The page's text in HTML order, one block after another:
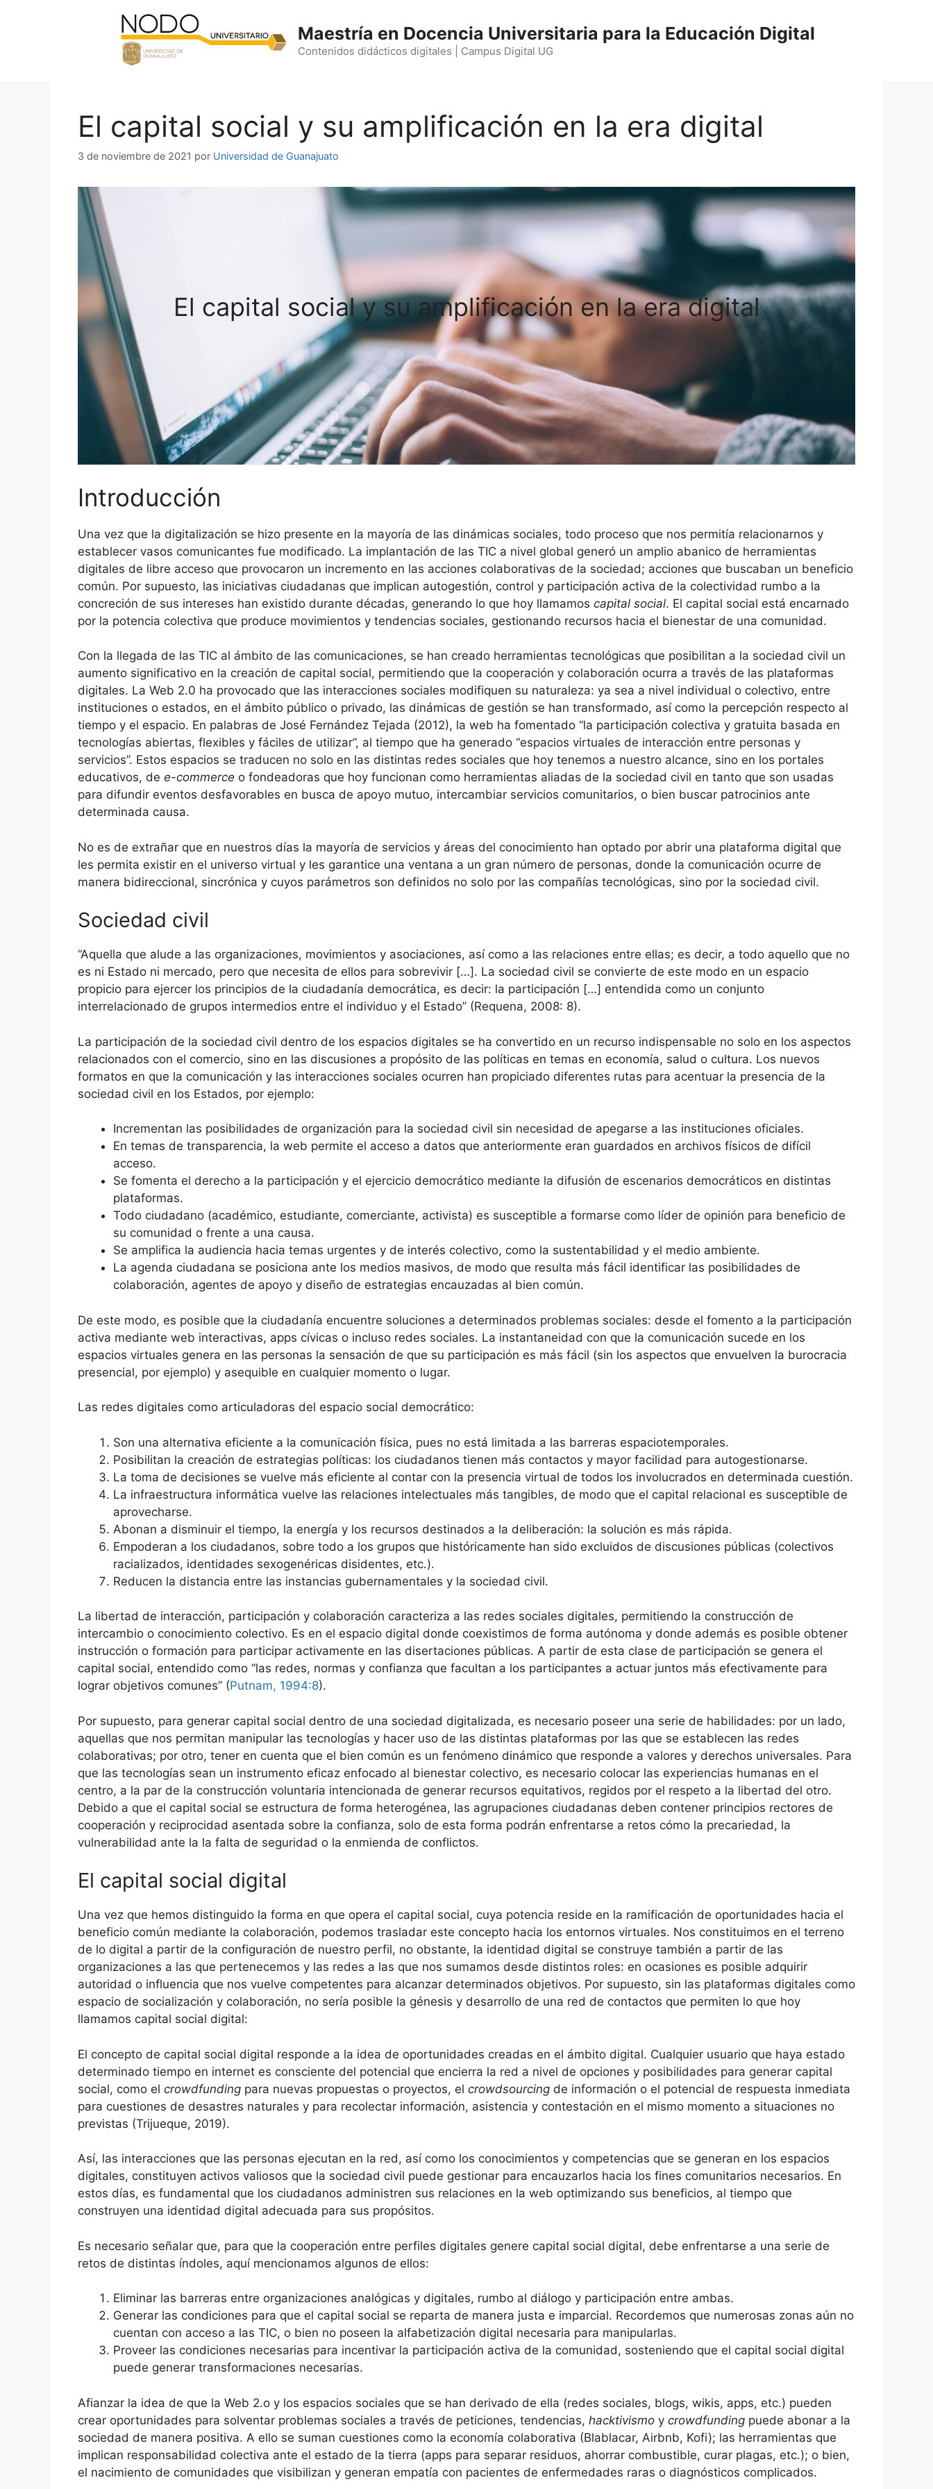
Maestría en Docencia Universitaria para la Educación Digital
Contenidos didácticos digitales | Campus Digital UG
El capital social y su amplificación en la era digital
3 de noviembre de 2021 por Universidad de Guanajuato
El capital social y su amplificación en la era digital
Introducción
Una vez que la digitalización se hizo presente en la mayoría de las dinámicas sociales, todo proceso que nos permitía relacionarnos y
establecer vasos comunicantes fue modificado. La implantación de las TIC a nivel global generó un amplio abanico de herramientas
digitales de libre acceso que provocaron un incremento en las acciones colaborativas de la sociedad; acciones que buscaban un beneficio
común. Por supuesto, las iniciativas ciudadanas que implican autogestión, control y participación activa de la colectividad rumbo a la
concreción de sus intereses han existido durante décadas, generando lo que hoy llamamos capital social. El capital social está encarnado
por la potencia colectiva que produce movimientos y tendencias sociales, gestionando recursos hacia el bienestar de una comunidad.
Con la llegada de las TIC al ámbito de las comunicaciones, se han creado herramientas tecnológicas que posibilitan a la sociedad civil un
aumento significativo en la creación de capital social, permitiendo que la cooperación y colaboración ocurra a través de las plataformas
digitales. La Web 2.0 ha provocado que las interacciones sociales modifiquen su naturaleza: ya sea a nivel individual o colectivo, entre
instituciones o estados, en el ámbito público o privado, las dinámicas de gestión se han transformado, así como la percepción respecto al
tiempo y el espacio. En palabras de José Fernández Tejada (2012), la web ha fomentado “la participación colectiva y gratuita basada en
tecnologías abiertas, flexibles y fáciles de utilizar”, al tiempo que ha generado “espacios virtuales de interacción entre personas y
servicios”. Estos espacios se traducen no solo en las distintas redes sociales que hoy tenemos a nuestro alcance, sino en los portales
educativos, de e-commerce o fondeadoras que hoy funcionan como herramientas aliadas de la sociedad civil en tanto que son usadas
para difundir eventos desfavorables en busca de apoyo mutuo, intercambiar servicios comunitarios, o bien buscar patrocinios ante
determinada causa.
No es de extrañar que en nuestros días la mayoría de servicios y áreas del conocimiento han optado por abrir una plataforma digital que
les permita existir en el universo virtual y les garantice una ventana a un gran número de personas, donde la comunicación ocurre de
manera bidireccional, sincrónica y cuyos parámetros son definidos no solo por las compañías tecnológicas, sino por la sociedad civil.
Sociedad civil
“Aquella que alude a las organizaciones, movimientos y asociaciones, así como a las relaciones entre ellas; es decir, a todo aquello que no
es ni Estado ni mercado, pero que necesita de ellos para sobrevivir […]. La sociedad civil se convierte de este modo en un espacio
propicio para ejercer los principios de la ciudadanía democrática, es decir: la participación […] entendida como un conjunto
interrelacionado de grupos intermedios entre el individuo y el Estado” (Requena, 2008: 8).
La participación de la sociedad civil dentro de los espacios digitales se ha convertido en un recurso indispensable no solo en los aspectos
relacionados con el comercio, sino en las discusiones a propósito de las políticas en temas en economía, salud o cultura. Los nuevos
formatos en que la comunicación y las interacciones sociales ocurren han propiciado diferentes rutas para acentuar la presencia de la
sociedad civil en los Estados, por ejemplo:
Incrementan las posibilidades de organización para la sociedad civil sin necesidad de apegarse a las instituciones oficiales.
En temas de transparencia, la web permite el acceso a datos que anteriormente eran guardados en archivos físicos de difícil
acceso.
Se fomenta el derecho a la participación y el ejercicio democrático mediante la difusión de escenarios democráticos en distintas
plataformas.
Todo ciudadano (académico, estudiante, comerciante, activista) es susceptible a formarse como líder de opinión para beneficio de
su comunidad o frente a una causa.
Se amplifica la audiencia hacia temas urgentes y de interés colectivo, como la sustentabilidad y el medio ambiente.
La agenda ciudadana se posiciona ante los medios masivos, de modo que resulta más fácil identificar las posibilidades de
colaboración, agentes de apoyo y diseño de estrategias encauzadas al bien común.
De este modo, es posible que la ciudadanía encuentre soluciones a determinados problemas sociales: desde el fomento a la participación
activa mediante web interactivas, apps cívicas o incluso redes sociales. La instantaneidad con que la comunicación sucede en los
espacios virtuales genera en las personas la sensación de que su participación es más fácil (sin los aspectos que envuelven la burocracia
presencial, por ejemplo) y asequible en cualquier momento o lugar.
Las redes digitales como articuladoras del espacio social democrático:
Son una alternativa eficiente a la comunicación física, pues no está limitada a las barreras espaciotemporales.
Posibilitan la creación de estrategias políticas: los ciudadanos tienen más contactos y mayor facilidad para autogestionarse.
La toma de decisiones se vuelve más eficiente al contar con la presencia virtual de todos los involucrados en determinada cuestión.
La infraestructura informática vuelve las relaciones intelectuales más tangibles, de modo que el capital relacional es susceptible de
aprovecharse.
Abonan a disminuir el tiempo, la energía y los recursos destinados a la deliberación: la solución es más rápida.
Empoderan a los ciudadanos, sobre todo a los grupos que históricamente han sido excluidos de discusiones públicas (colectivos
racializados, identidades sexogenéricas disidentes, etc.).
Reducen la distancia entre las instancias gubernamentales y la sociedad civil.
La libertad de interacción, participación y colaboración caracteriza a las redes sociales digitales, permitiendo la construcción de
intercambio o conocimiento colectivo. Es en el espacio digital donde coexistimos de forma autónoma y donde además es posible obtener
instrucción o formación para participar activamente en las disertaciones públicas. A partir de esta clase de participación se genera el
capital social, entendido como “las redes, normas y confianza que facultan a los participantes a actuar juntos más efectivamente para
lograr objetivos comunes” (Putnam, 1994:8).
Por supuesto, para generar capital social dentro de una sociedad digitalizada, es necesario poseer una serie de habilidades: por un lado,
aquellas que nos permitan manipular las tecnologías y hacer uso de las distintas plataformas por las que se establecen las redes
colaborativas; por otro, tener en cuenta que el bien común es un fenómeno dinámico que responde a valores y derechos universales. Para
que las tecnologías sean un instrumento eficaz enfocado al bienestar colectivo, es necesario colocar las experiencias humanas en el
centro, a la par de la construcción voluntaria intencionada de generar recursos equitativos, regidos por el respeto a la libertad del otro.
Debido a que el capital social se estructura de forma heterogénea, las agrupaciones ciudadanas deben contener principios rectores de
cooperación y reciprocidad asentada sobre la confianza, solo de esta forma podrán enfrentarse a retos cómo la precariedad, la
vulnerabilidad ante la la falta de seguridad o la enmienda de conflictos.
El capital social digital
Una vez que hemos distinguido la forma en que opera el capital social, cuya potencia reside en la ramificación de oportunidades hacia el
beneficio común mediante la colaboración, podemos trasladar este concepto hacia los entornos virtuales. Nos constituimos en el terreno
de lo digital a partir de la configuración de nuestro perfil, no obstante, la identidad digital se construye también a partir de las
organizaciones a las que pertenecemos y las redes a las que nos sumamos desde distintos roles: en ocasiones es posible adquirir
autoridad o influencia que nos vuelve competentes para alcanzar determinados objetivos. Por supuesto, sin las plataformas digitales como
espacio de socialización y colaboración, no sería posible la génesis y desarrollo de una red de contactos que permiten lo que hoy
llamamos capital social digital:
El concepto de capital social digital responde a la idea de oportunidades creadas en el ámbito digital. Cualquier usuario que haya estado
determinado tiempo en internet es consciente del potencial que encierra la red a nivel de opciones y posibilidades para generar capital
social, como el crowdfunding para nuevas propuestas o proyectos, el crowdsourcing de información o el potencial de respuesta inmediata
para cuestiones de desastres naturales y para recolectar información, asistencia y contestación en el mismo momento a situaciones no
previstas (Trijueque, 2019).
Así, las interacciones que las personas ejecutan en la red, así como los conocimientos y competencias que se generan en los espacios
digitales, constituyen activos valiosos que la sociedad civil puede gestionar para encauzarlos hacia los fines comunitarios necesarios. En
estos días, es fundamental que los ciudadanos administren sus relaciones en la web optimizando sus beneficios, al tiempo que
construyen una identidad digital adecuada para sus propósitos.
Es necesario señalar que, para que la cooperación entre perfiles digitales genere capital social digital, debe enfrentarse a una serie de
retos de distintas índoles, aquí mencionamos algunos de ellos:
Eliminar las barreras entre organizaciones analógicas y digitales, rumbo al diálogo y participación entre ambas.
Generar las condiciones para que el capital social se reparta de manera justa e imparcial. Recordemos que numerosas zonas aún no
cuentan con acceso a las TIC, o bien no poseen la alfabetización digital necesaria para manipularlas.
Proveer las condiciones necesarias para incentivar la participación activa de la comunidad, sosteniendo que el capital social digital
puede generar transformaciones necesarias.
Afianzar la idea de que la Web 2.o y los espacios sociales que se han derivado de ella (redes sociales, blogs, wikis, apps, etc.) pueden
crear oportunidades para solventar problemas sociales a través de peticiones, tendencias, hacktivismo y crowdfunding puede abonar a la
sociedad de manera positiva. A ello se suman cuestiones como la economía colaborativa (Blablacar, Airbnb, Kofi); las herramientas que
implican responsabilidad colectiva ante el estado de la tierra (apps para separar residuos, ahorrar combustible, curar plagas, etc.); o bien,
el nacimiento de comunidades que visibilizan y generan empatía con pacientes de enfermedades raras o diagnósticos complicados.